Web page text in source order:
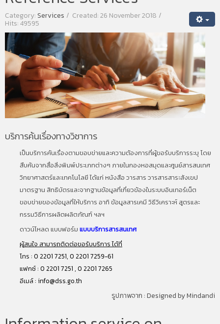
Category: Services Created: 26 November 2018
Hits: 49595
บริการค้นเรื่องทางวิชาการ
เป็นบริการค้นเรื่องตามขอบข่ายและความต้องการที่ผู้ขอรับบริการระบุ โดย
สืบค้นจากสื่อสิ่งพิมพ์ประเภทต่างๆ ภายในกองหอสมุดและศูนย์สารสนเทศ
วิทยาศาสตร์และเทคโนโลยี ได้แก่ หนังสือ วารสาร วารสารสาระสังเขป
มาตรฐาน สิทธิบัตรและจากฐานข้อมูลที่เกี่ยวข้องในระบบอินเทอร์เน็ต
ขอบข่ายของข้อมูลที่ให้บริการ อาทิ ข้อมูลสารเคมี วิธีวิเคราะห์ สูตรและ
กรรมวิธีการผลิตผลิตภัณฑ์ ฯลฯ
ดาวน์โหลด แบบฟอร์ม แบบบริการสารสนเทศ
ผู้สนใจ สามารถติดต่อขอรับบริการ ได้ที่
โทร : 0 2201 7251, 0 2201 7259-61
แฟกซ์ : 0 2201 7251 , 0 2201 7265
อีเมล์ : info@dss.go.th
รูปภาพจาก :Designed by Mindandi